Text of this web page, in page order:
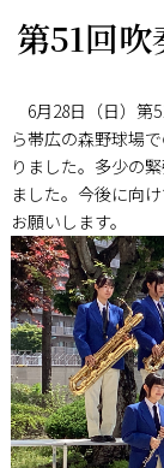
第51回吹
6月28日（日）第
ら帯広の森野球場
りました。多少の
ました。今後に向
お願いします。